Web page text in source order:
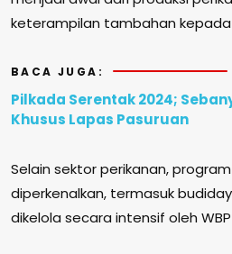
keterampilan tambahan kepada
BACA JUGA:
Pilkada Serentak 2024;
Khusus Lapas Pasuruan
Selain sektor perikanan,
diperkenalkan, termasuk
dikelola secara intensif oleh